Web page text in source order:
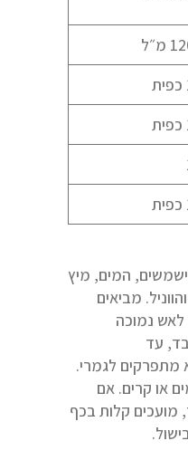
מ״ל
המים, מיץ
מביאים
לאש נמוכה
בלבד, עד
לגמרי.
או קרים. אם
מועכים קלות בכף